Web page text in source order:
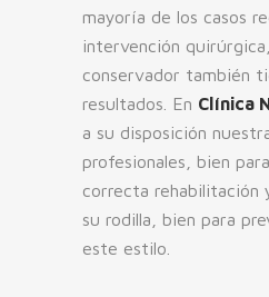
mayoría de los casos
intervención
conservador también
resultados. En Clínica
a su disposición
profesionales, bien
correcta rehabilitación
su rodilla, bien para
este estilo.